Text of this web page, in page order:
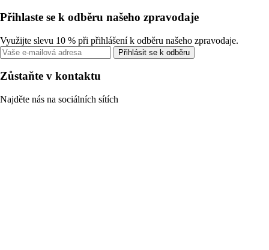
Přihlaste se k odběru našeho zpravodaje
Využijte slevu 10 % při přihlášení k odběru našeho zpravodaje.
Přihlásit se k odběru
Zůstaňte v kontaktu
Najděte nás na sociálních sítích